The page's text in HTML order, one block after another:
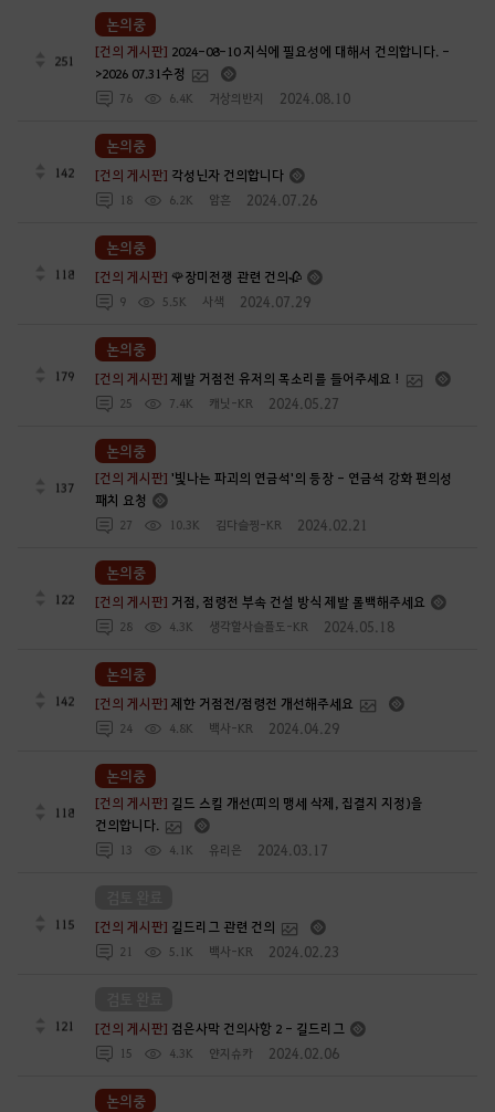
251
[건의 게시판] 2024-08-10 지식에 필요성에 대해서 건의합니다. -
>2026 07.31수정
76 6.4K 거상의반지 2024.08.10
논의중
142 [건의 게시판] 각성닌자 건의합니다
18 6.2K 암흔 2024.07.26
논의중
118 [건의 게시판] 🌹장미전쟁 관련 건의🥀
9 5.5K 사색 2024.07.29
논의중
179 [건의 게시판]제발 거점전 유저의 목소리를 들어주세요 !
25 7.4K 캐닛-KR 2024.05.27
논의중
137
[건의 게시판]'빛나는 파괴의 연금석'의 등장 - 연금석 강화 편의성
패치 요청
27 10.3K 김다슬찡-KR 2024.02.21
논의중
122 [건의 게시판] 거점, 점령전 부속 건설 방식 제발 롤백해주세요
28 4.3K 생각할사슬플도-KR 2024.05.18
논의중
142 [건의 게시판]제한 거점전/점령전 개선해주세요
24 4.8K 백사-KR 2024.04.29
논의중
118
[건의 게시판] 길드 스킬 개선(피의 맹세 삭제, 집결지 지정)을
건의합니다.
13 4.1K 유리은 2024.03.17
논의중
115 [건의 게시판] 길드리그 관련 건의
21 5.1K 백사-KR 2024.02.23
121 [건의 게시판] 검은사막 건의사항 2 - 길드리그
15 4.3K 얀지슈카 2024.02.06
논의중